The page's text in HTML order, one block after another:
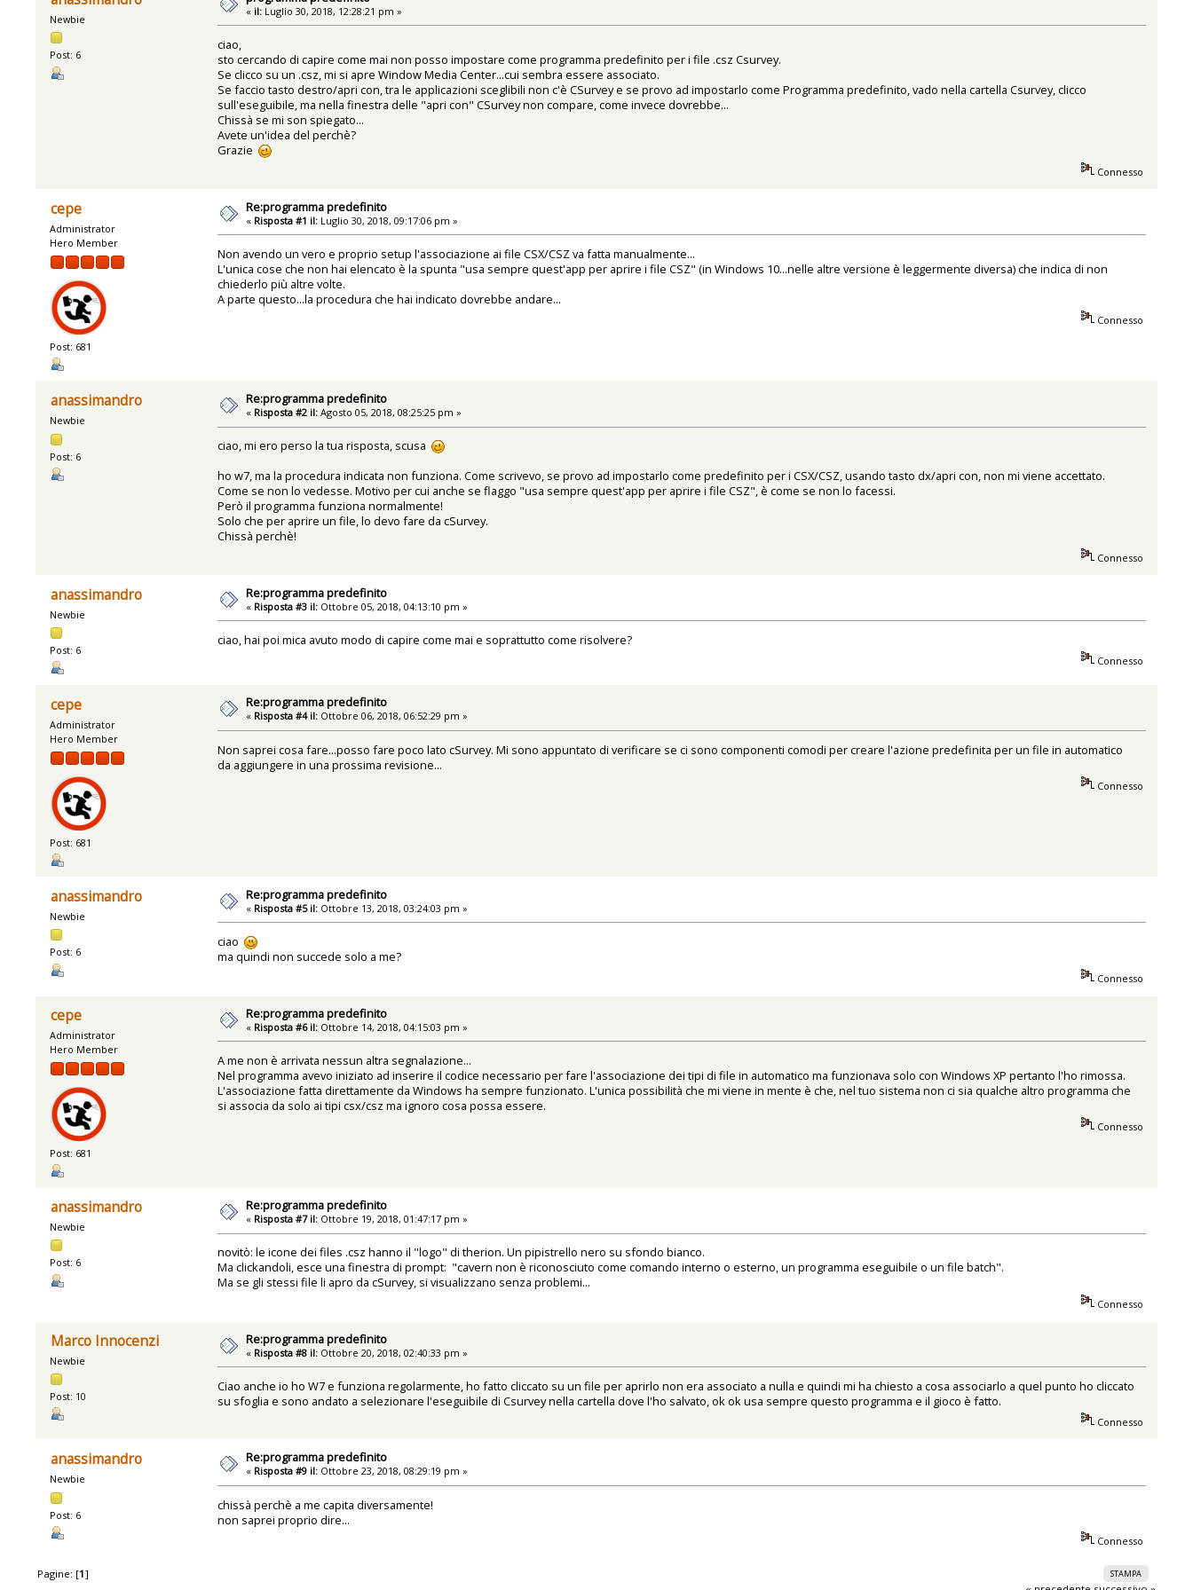
Newbie
Post: 6
« il: Luglio 30, 2018, 12:28:21 pm »
ciao,
sto cercando di capire come mai non posso impostare come programma predefinito per i file .csz Csurvey.
Se clicco su un .csz, mi si apre Window Media Center...cui sembra essere associato.
Se faccio tasto destro/apri con, tra le applicazioni sceglibili non c'è CSurvey e se provo ad impostarlo come Programma predefinito, vado nella cartella Csurvey, clicco
sull'eseguibile, ma nella finestra delle "apri con" CSurvey non compare, come invece dovrebbe...
Chissà se mi son spiegato...
Avete un'idea del perchè?
Grazie
Connesso
cepe
Administrator
Hero Member
Post: 681
Re:programma predefinito
« Risposta #1 il: Luglio 30, 2018, 09:17:06 pm »
Non avendo un vero e proprio setup l'associazione ai file CSX/CSZ va fatta manualmente...
L'unica cose che non hai elencato è la spunta "usa sempre quest'app per aprire i file CSZ" (in Windows 10...nelle altre versione è leggermente diversa) che indica di non
chiederlo più altre volte.
A parte questo...la procedura che hai indicato dovrebbe andare...
Connesso
anassimandro
Newbie
Post: 6
Re:programma predefinito
« Risposta #2 il: Agosto 05, 2018, 08:25:25 pm »
ciao, mi ero perso la tua risposta, scusa
ho w7, ma la procedura indicata non funziona. Come scrivevo, se provo ad impostarlo come predefinito per i CSX/CSZ, usando tasto dx/apri con, non mi viene accettato.
Come se non lo vedesse. Motivo per cui anche se flaggo "usa sempre quest'app per aprire i file CSZ", è come se non lo facessi.
Però il programma funziona normalmente!
Solo che per aprire un file, lo devo fare da cSurvey.
Chissà perchè!
Connesso
anassimandro
Newbie
Post: 6
Re:programma predefinito
« Risposta #3 il: Ottobre 05, 2018, 04:13:10 pm »
ciao, hai poi mica avuto modo di capire come mai e soprattutto come risolvere?
Connesso
cepe
Administrator
Hero Member
Post: 681
Re:programma predefinito
« Risposta #4 il: Ottobre 06, 2018, 06:52:29 pm »
Non saprei cosa fare...posso fare poco lato cSurvey. Mi sono appuntato di verificare se ci sono componenti comodi per creare l'azione predefinita per un file in automatico
da aggiungere in una prossima revisione...
Connesso
anassimandro
Newbie
Post: 6
Re:programma predefinito
« Risposta #5 il: Ottobre 13, 2018, 03:24:03 pm »
ciao
ma quindi non succede solo a me?
Connesso
cepe
Administrator
Hero Member
Post: 681
Re:programma predefinito
« Risposta #6 il: Ottobre 14, 2018, 04:15:03 pm »
A me non è arrivata nessun altra segnalazione...
Nel programma avevo iniziato ad inserire il codice necessario per fare l'associazione dei tipi di file in automatico ma funzionava solo con Windows XP pertanto l'ho rimossa.
L'associazione fatta direttamente da Windows ha sempre funzionato. L'unica possibilità che mi viene in mente è che, nel tuo sistema non ci sia qualche altro programma che
si associa da solo ai tipi csx/csz ma ignoro cosa possa essere.
Connesso
anassimandro
Newbie
Post: 6
Re:programma predefinito
« Risposta #7 il: Ottobre 19, 2018, 01:47:17 pm »
novitò: le icone dei files .csz hanno il "logo" di therion. Un pipistrello nero su sfondo bianco.
Ma clickandoli, esce una finestra di prompt: "cavern non è riconosciuto come comando interno o esterno, un programma eseguibile o un file batch".
Ma se gli stessi file li apro da cSurvey, si visualizzano senza problemi...
Connesso
Marco Innocenzi
Newbie
Post: 10
Re:programma predefinito
« Risposta #8 il: Ottobre 20, 2018, 02:40:33 pm »
Ciao anche io ho W7 e funziona regolarmente, ho fatto cliccato su un file per aprirlo non era associato a nulla e quindi mi ha chiesto a cosa associarlo a quel punto ho cliccato
su sfoglia e sono andato a selezionare l'eseguibile di Csurvey nella cartella dove l'ho salvato, ok ok usa sempre questo programma e il gioco è fatto.
Connesso
anassimandro
Newbie
Post: 6
Re:programma predefinito
« Risposta #9 il: Ottobre 23, 2018, 08:29:19 pm »
chissà perchè a me capita diversamente!
non saprei proprio dire...
Connesso
STAMPA
Pagine: [1]